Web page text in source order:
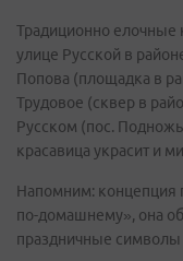
Традиционно елочные
улице Русской в
Попова (площадка в
Трудовое (сквер в
Русском (пос.
красавица украсит и
Напомним: концепция
по-домашнему», она
праздничные символы